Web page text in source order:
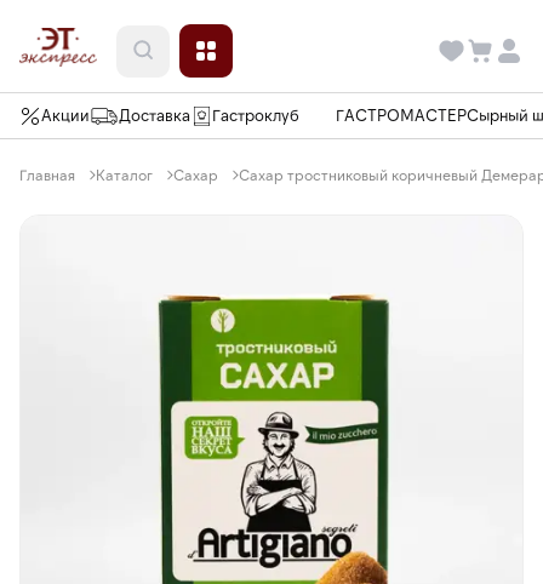
Акции Доставка Гастроклуб ГАСТРОМАСТЕРСырный
Главная Каталог Сахар Сахар тростниковый коричневый